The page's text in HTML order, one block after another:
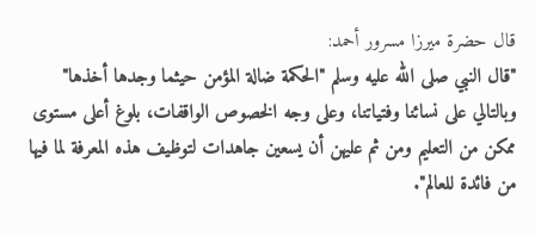
قال حضرة ميرزا مسرور أحمد:
"قال النبي صلى الله عليه وسلم "الحكمة ضالة المؤمن حيثما وجدها أخذها"
وبالتالي على نسائنا وفتياتنا، وعلى وجه الخصوص الواقفات، بلوغ أعلى مستوى
ممكن من التعليم ومن ثم عليهن أن يسعين جاهدات لتوظيف هذه المعرفة لما فيها
من فائدة للعالم".